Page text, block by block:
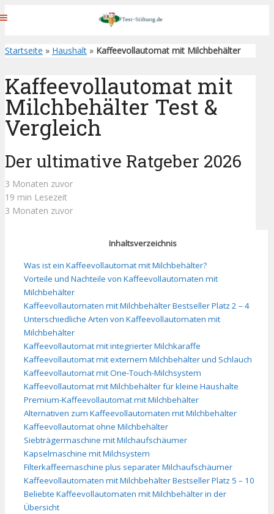
Startseite » Haushalt » Kaffeevollautomat mit Milchbehälter
Kaffeevollautomat mit
Milchbehälter Test &
Vergleich
Der ultimative Ratgeber 2026
3 Monaten zuvor
19 min Lesezeit
3 Monaten zuvor
Inhaltsverzeichnis
Was ist ein Kaffeevollautomat mit Milchbehälter?
Vorteile und Nachteile von Kaffeevollautomaten mit
Milchbehälter
Kaffeevollautomaten mit Milchbehälter Bestseller Platz 2 – 4
Unterschiedliche Arten von Kaffeevollautomaten mit
Milchbehälter
Kaffeevollautomat mit integrierter Milchkaraffe
Kaffeevollautomat mit externem Milchbehälter und Schlauch
Kaffeevollautomat mit One-Touch-Milchsystem
Kaffeevollautomat mit Milchbehälter für kleine Haushalte
Premium-Kaffeevollautomat mit Milchbehälter
Alternativen zum Kaffeevollautomaten mit Milchbehälter
Kaffeevollautomat ohne Milchbehälter
Siebträgermaschine mit Milchaufschäumer
Kapselmaschine mit Milchsystem
Filterkaffeemaschine plus separater Milchaufschäumer
Kaffeevollautomaten mit Milchbehälter Bestseller Platz 5 – 10
Beliebte Kaffeevollautomaten mit Milchbehälter in der
Übersicht